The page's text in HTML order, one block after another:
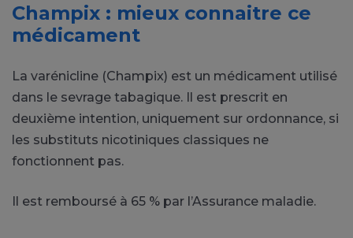
Champix : mieux connaitre ce
médicament
La varénicline (Champix) est un médicament utilisé
dans le sevrage tabagique. Il est prescrit en
deuxième intention, uniquement sur ordonnance, si
les substituts nicotiniques classiques ne
fonctionnent pas.
Il est remboursé à 65 % par l’Assurance maladie.